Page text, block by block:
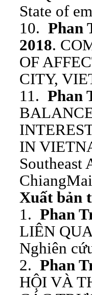
State of
10. Phan
2018.
OF
CITY,
11. Phan
IN
Southeast
Xuất bản
1. Phan
LIÊN
Nghiên
2. Phan
HỘI VÀ